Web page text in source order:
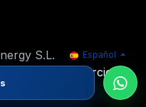
S.L. Español
Comercio
abierto